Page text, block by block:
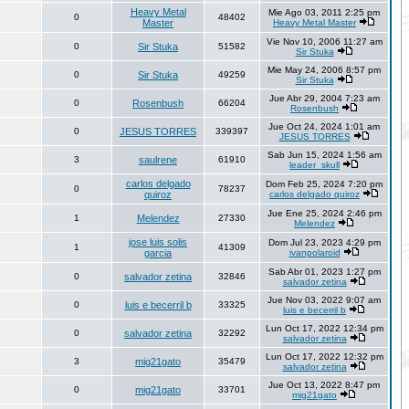
0
Heavy Metal
Master
48402
Mie Ago 03, 2011 2:25 pm
Heavy Metal Master
0 Sir Stuka 51582
Vie Nov 10, 2006 11:27 am
Sir Stuka
0 Sir Stuka 49259
Mie May 24, 2006 8:57 pm
Sir Stuka
0 Rosenbush 66204
Jue Abr 29, 2004 7:23 am
Rosenbush
0 JESUS TORRES 339397
Jue Oct 24, 2024 1:01 am
JESUS TORRES
3 saulrene 61910
Sab Jun 15, 2024 1:56 am
leader_skull
0
carlos delgado
quiroz
78237
Dom Feb 25, 2024 7:20 pm
carlos delgado quiroz
1 Melendez 27330
Jue Ene 25, 2024 2:46 pm
Melendez
1
jose luis solis
garcia
41309
Dom Jul 23, 2023 4:29 pm
ivanpolaroid
0 salvador zetina 32846
Sab Abr 01, 2023 1:27 pm
salvador zetina
0 luis e becerril b 33325
Jue Nov 03, 2022 9:07 am
luis e becerril b
0 salvador zetina 32292
Lun Oct 17, 2022 12:34 pm
salvador zetina
3 mig21gato 35479
Lun Oct 17, 2022 12:32 pm
salvador zetina
0 mig21gato 33701
Jue Oct 13, 2022 8:47 pm
mig21gato